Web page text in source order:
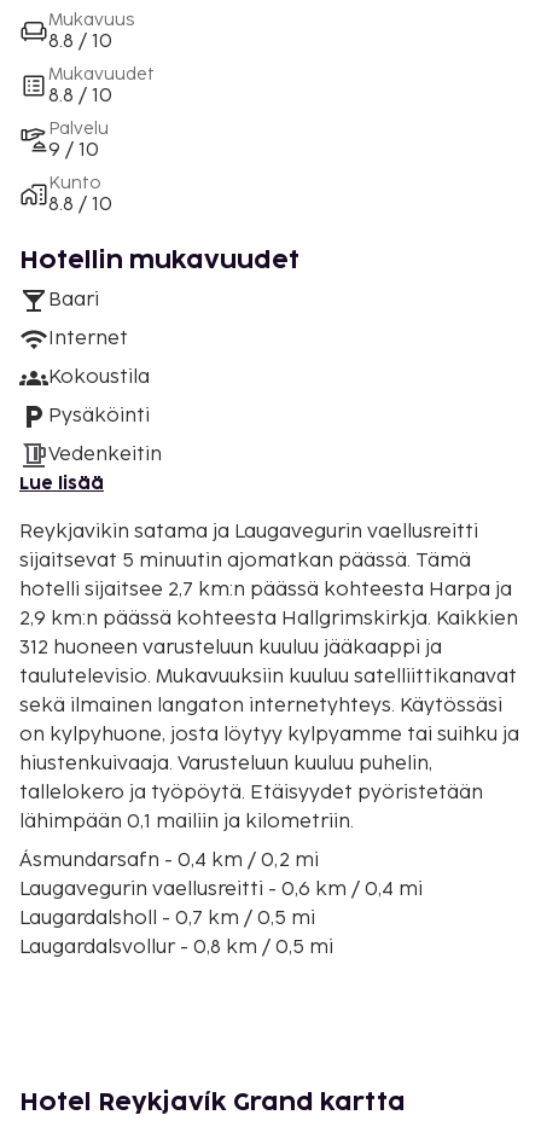
Mukavuus
8.8 / 10
Mukavuudet
8.8 / 10
Palvelu
9 / 10
Kunto
8.8 / 10
Hotellin mukavuudet
Baari
Internet
Kokoustila
Pysäköinti
Vedenkeitin
Lue lisää
Reykjavikin satama ja Laugavegurin vaellusreitti
sijaitsevat 5 minuutin ajomatkan päässä. Tämä
hotelli sijaitsee 2,7 km:n päässä kohteesta Harpa ja
2,9 km:n päässä kohteesta Hallgrimskirkja. Kaikkien
312 huoneen varusteluun kuuluu jääkaappi ja
taulutelevisio. Mukavuuksiin kuuluu satelliittikanavat
sekä ilmainen langaton internetyhteys. Käytössäsi
on kylpyhuone, josta löytyy kylpyamme tai suihku ja
hiustenkuivaaja. Varusteluun kuuluu puhelin,
tallelokero ja työpöytä. Etäisyydet pyöristetään
lähimpään 0,1 mailiin ja kilometriin.
Ásmundarsafn - 0,4 km / 0,2 mi
Laugavegurin vaellusreitti - 0,6 km / 0,4 mi
Laugardalsholl - 0,7 km / 0,5 mi
Laugardalsvollur - 0,8 km / 0,5 mi
Sigurjón Ólafsson -museo - 1,4 km / 0,9 mi
Kringlan Shopping Mall (ostoskeskus) - 1,6 km / 1 mi
Hotel Reykjavík Grand kartta